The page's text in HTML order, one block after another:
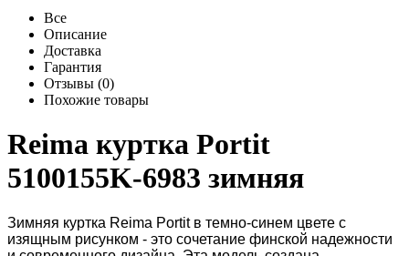
Все
Описание
Доставка
Гарантия
Отзывы (0)
Похожие товары
Reima куртка Portit
5100155K-6983 зимняя
Зимняя куртка Reima Portitв темно-синем цвете с
изящным рисунком - это сочетание финской надежности